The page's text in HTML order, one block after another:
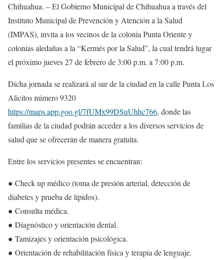
Chihuahua. – El Gobierno Municipal de Chihuahua a través del
Instituto Municipal de Prevención y Atención a la Salud
(IMPAS), invita a los vecinos de la colonia Punta Oriente y
colonias aledañas a la “Kermés por la Salud”, la cual tendrá lugar
el próximo jueves 27 de febrero de 3:00 p.m. a 7:00 p.m.
Dicha jornada se realizará al sur de la ciudad en la calle Punta Los
Alicitos número 9320
https://maps.app.goo.gl/7fUMx99DSuUhhc766, donde las
familias de la ciudad podrán acceder a los diversos servicios de
salud que se ofrecerán de manera gratuita.
Entre los servicios presentes se encuentran:
● Check up médico (toma de presión arterial, detección de
diabetes y prueba de lípidos).
● Consulta médica.
● Diagnóstico y orientación dental.
● Tamizajes y orientación psicológica.
● Orientación de rehabilitación física y terapia de lenguaje.